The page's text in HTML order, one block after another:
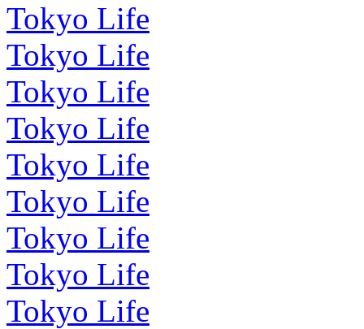
Tokyo Life
Tokyo Life
Tokyo Life
Tokyo Life
Tokyo Life
Tokyo Life
Tokyo Life
Tokyo Life
Tokyo Life